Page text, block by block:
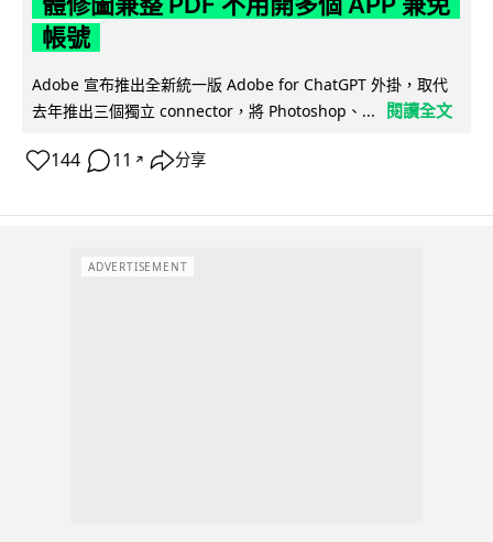
帳號
Adobe 宣布推出全新統一版 Adobe for ChatGPT 外掛，取代
去年推出三個獨立 connector，將 Photoshop、...
閱讀全文
144 11 ↗ 分享
ADVERTISEMENT